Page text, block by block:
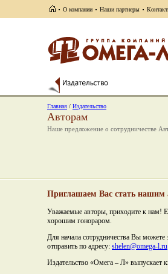
О компании Наши партнеры
Главная / Издательство
Авторам
Наше предложение о сотрудничестве
Приглашаем Вас стать нашим
Уважаемые авторы, приходите к нам!
хорошим гонораром.
Для начала сотрудничества Вы
отправить по адресу: shelen@omega-l.ru
Издательство «Омега – Л» выпускает